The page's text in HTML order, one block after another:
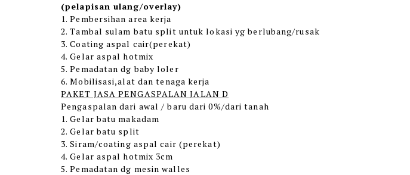
(pelapisan ulang/overlay)
1. Pembersihan area kerja
2. Tambal sulam batu split untuk lokasi yg berlubang/rusak
3. Coating aspal cair(perekat)
4. Gelar aspal hotmix
5. Pemadatan dg baby loler
6. Mobilisasi,alat dan tenaga kerja
PAKET JASA PENGASPALAN JALAN D
Pengaspalan dari awal / baru dari 0%/dari tanah
1. Gelar batu makadam
2. Gelar batu split
3. Siram/coating aspal cair (perekat)
4. Gelar aspal hotmix 3cm
5. Pemadatan dg mesin walles